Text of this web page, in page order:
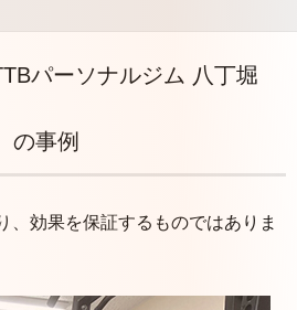
パーソナルジム 八丁堀
の事例
効果を保証するものではありま